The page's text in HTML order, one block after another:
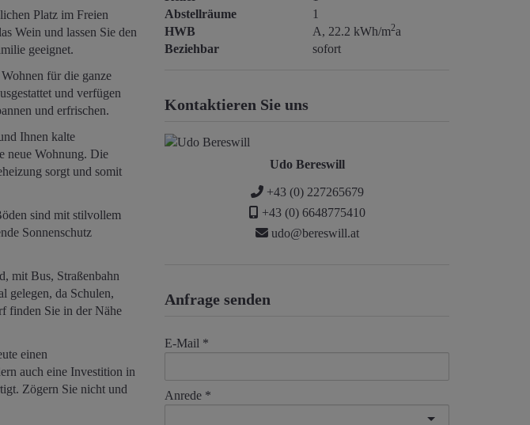
Platz im Freien
Wein und lassen Sie den
geeignet.
für die ganze
und verfügen
und erfrischen.
Ihnen kalte
neue Wohnung. Die
sorgt und somit
sind mit stilvollem
Sonnenschutz
mit Bus, Straßenbahn
gelegen, da Schulen,
finden Sie in der Nähe
einen
auch eine Investition in
Zögern Sie nicht und
Abstellräume
1
HWB
A, 22.2 kWh/m2a
Beziehbar
sofort
Kontaktieren Sie uns
Udo Bereswill
+43 (0) 227265679
+43 (0) 6648775410
udo@bereswill.at
Anfrage senden
E-Mail
Anrede